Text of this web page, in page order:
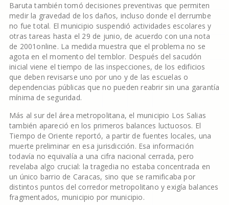
Baruta también tomó decisiones preventivas que permiten
medir la gravedad de los daños, incluso donde el derrumbe
no fue total. El municipio suspendió actividades escolares y
otras tareas hasta el 29 de junio, de acuerdo con una nota
de 2001online. La medida muestra que el problema no se
agota en el momento del temblor. Después del sacudón
inicial viene el tiempo de las inspecciones, de los edificios
que deben revisarse uno por uno y de las escuelas o
dependencias públicas que no pueden reabrir sin una garantía
mínima de seguridad.
Más al sur del área metropolitana, el municipio Los Salias
también apareció en los primeros balances luctuosos. El
Tiempo de Oriente reportó, a partir de fuentes locales, una
muerte preliminar en esa jurisdicción. Esa información
todavía no equivalía a una cifra nacional cerrada, pero
revelaba algo crucial: la tragedia no estaba concentrada en
un único barrio de Caracas, sino que se ramificaba por
distintos puntos del corredor metropolitano y exigía balances
fragmentados, municipio por municipio.